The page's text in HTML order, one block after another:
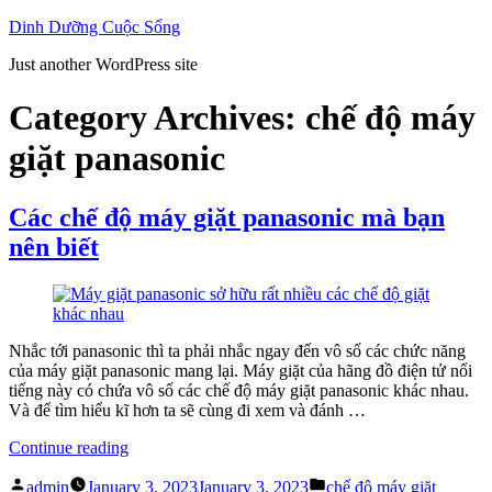
Skip
content
Dinh Dưỡng Cuộc Sống
Just another WordPress site
Category Archives: chế độ máy
giặt panasonic
Các chế độ máy giặt panasonic mà bạn
nên biết
Nhắc tới panasonic thì ta phải nhắc ngay đến vô số các chức năng
của máy giặt panasonic mang lại. Máy giặt của hãng đồ điện tử nổi
tiếng này có chứa vô số các chế độ máy giặt panasonic khác nhau.
Và để tìm hiểu kĩ hơn ta sẽ cùng đi xem và đánh …
Continue reading“Các
độ
Posted
admin January 3, 2023January 3, 2023
Posted
chế độ máy giặt